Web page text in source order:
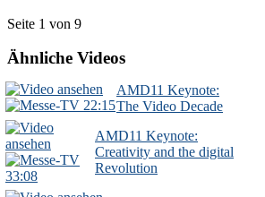
Seite 1 von 9
Ähnliche Videos
22:15
AMD11 Keynote:
The Video Decade
33:08
AMD11 Keynote:
Creativity and the digital
Revolution